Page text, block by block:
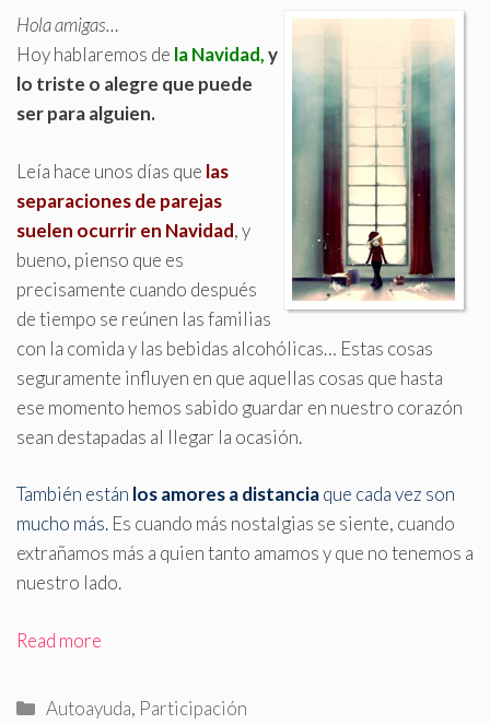
Hola amigas…
Hoy hablaremos de la Navidad,y
lo triste o alegre que puede
ser para alguien.
Leía hace unos días que las
separaciones de parejas
suelen ocurrir en Navidad, y
bueno, pienso que es
precisamente cuando después
de tiempo se reúnen las familias
con la comida y las bebidas alcohólicas… Estas cosas
seguramente influyen en que aquellas cosas que hasta
ese momento hemos sabido guardar en nuestro corazón
sean destapadas al llegar la ocasión.
También están los amores a distanciaque cada vez son
mucho más. Es cuando más nostalgias se siente, cuando
extrañamos más a quien tanto amamos y que no tenemos a
nuestro lado.
Read more
Categorías
Autoayuda, Participación